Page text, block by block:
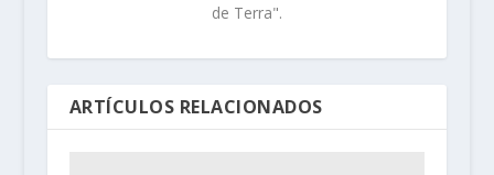
de Terra".
ARTÍCULOS RELACIONADOS